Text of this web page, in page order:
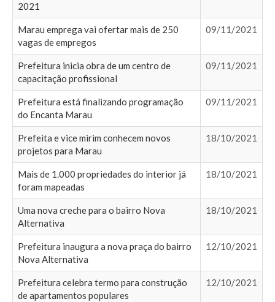
2021
Marau emprega vai ofertar mais de 250
vagas de empregos
09/11/2021
Prefeitura inicia obra de um centro de
capacitação profissional
09/11/2021
Prefeitura está finalizando programação
do Encanta Marau
09/11/2021
Prefeita e vice mirim conhecem novos
projetos para Marau
18/10/2021
Mais de 1.000 propriedades do interior já
foram mapeadas
18/10/2021
Uma nova creche para o bairro Nova
Alternativa
18/10/2021
Prefeitura inaugura a nova praça do bairro
Nova Alternativa
12/10/2021
Prefeitura celebra termo para construção
de apartamentos populares
12/10/2021